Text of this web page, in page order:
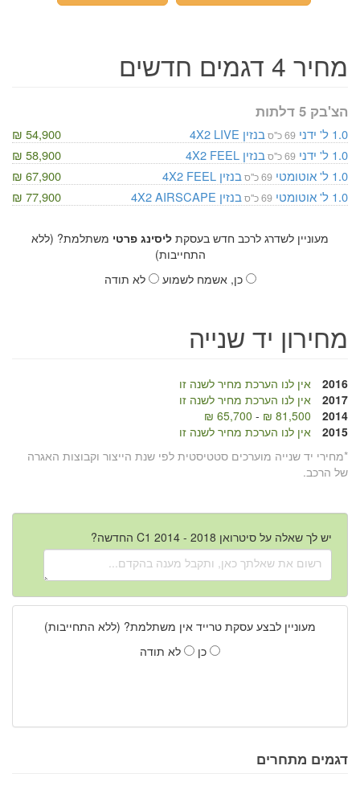
מחיר 4 דגמים חדשים
הצ'בק 5 דלתות
1.0 ל' ידני 69 כ"ס בנזין 4X2 LIVE
54,900 ₪
1.0 ל'
ידני 69 כ"ס בנזין 4X2 FEEL
58,900 ₪
1.0 ל'
אוטומטי 69 כ"ס בנזין 4X2 FEEL
67,900 ₪
1.0 ל'
אוטומטי 69 כ"ס בנזין 4X2AIRSCAPE
77,900 ₪
מעוניין לשדרג לרכב חדש בעסקת ליסינג פרטי משתלמת? (ללא
התחייבות)
כן, אשמח לשמוע
לא תודה
מחירון יד שנייה
2016
אין לנו הערכת מחיר לשנה זו
2017
אין לנו הערכת מחיר לשנה זו
2014
81,500 ₪
-
65,700 ₪
2015
אין לנו הערכת מחיר לשנה זו
*מחירי יד שנייה מוערכים סטטיסטית לפי שנת הייצור וקבוצות האגרה
של הרכב.
יש לך שאלה על סיטרואן C1 2014 - 2018 החדשה?
מעוניין לבצע עסקת טרייד אין משתלמת? (ללא התחייבות)
כן
לא תודה
דגמים מתחרים